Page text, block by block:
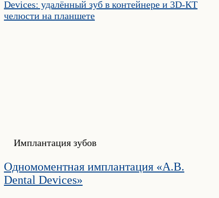
Имплантация зубов
Одномоментная имплантация «A.B.
Dental Devices»